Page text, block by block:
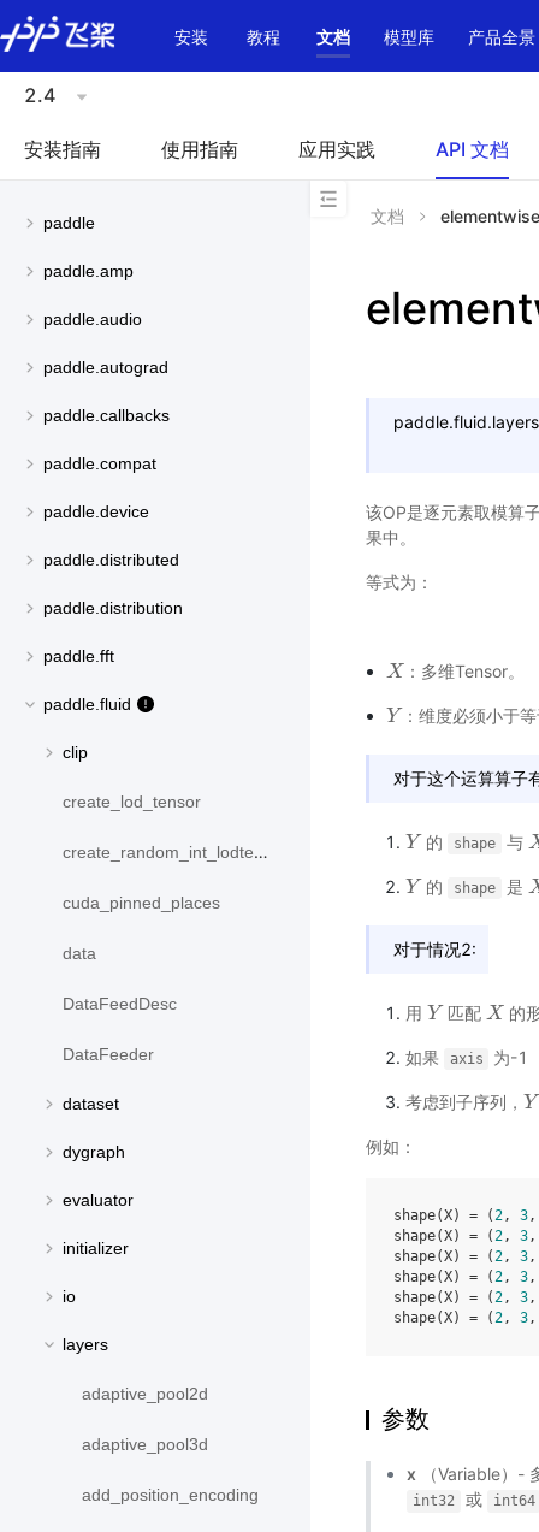
\u200E
安装
教程 文档 模型库 产品全景
2.4
安装指南 使用指南 应用实践 API 文档
paddle
paddle.amp
paddle.audio
paddle.autograd
paddle.callbacks
paddle.compat
paddle.device
paddle.distributed
paddle.distribution
paddle.fft
paddle.fluid
clip
create_lod_tensor
create_random_int_lodtensor
cuda_pinned_places
data
DataFeedDesc
DataFeeder
dataset
dygraph
evaluator
initializer
io
layers
adaptive_pool2d
adaptive_pool3d
add_position_encoding
文档
该OP是逐元素取模算
果中。
等式为：
X
X ：多维Tensor。
Y
Y ：维度必须小于
对于这个运算算子
Y
Y 的 shape 与 X
Y
Y 的 shape 是 X
对于情况2:
用 Y
Y 匹配 X
X 的
如果 axis 为-1
考虑到子序列， Y
Y
例如：
shape(X) = (2, 3
shape(X) = (2, 3
shape(X) = (2, 3
shape(X) = (2, 3
shape(X) = (2, 3
shape(X) = (2, 3
参数
x （Variable）-
int32 或 int64